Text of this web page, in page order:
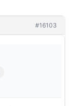
#16103